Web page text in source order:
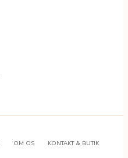
OM OS KONTAKT & BUTIK